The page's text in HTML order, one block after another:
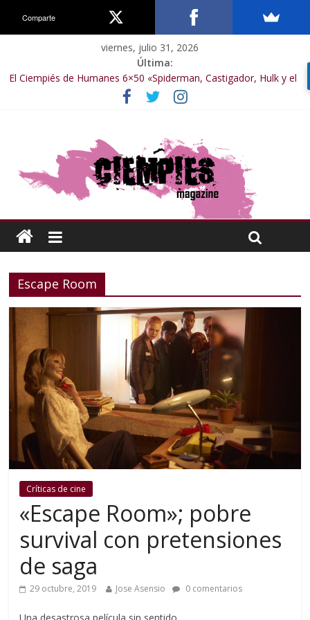
viernes, julio 31, 2026
Última:
El Ciempiés de Humanes 6×50 «Spiderman, Castigador, Hulk y el
final de la sexta temporada»
El Ciempiés de Humanes 6×49 «Kiritaaaaa»
El Ciempiés de Humanes 6×47 «De nada por nada»
El Ciempiés de Humanes 6×46 «Ciudadano Minion»
Escape Room
Críticas de cine
«Escape Room»; pobre
survival con pretensiones
de saga
29 octubre, 2019 Jose Asensio 0 comentarios
Comparte